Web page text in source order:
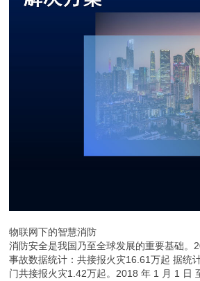
物联网下的智慧消防
消防安全是我国乃至全球发展的重要基础。
事故数据统计：共接报火灾16.61万起 据统
门共接报火灾1.42万起。2018 年 1 月 1 日